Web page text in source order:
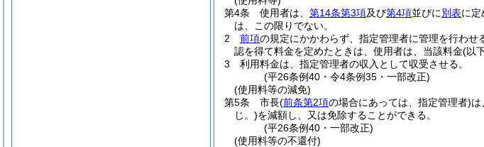
第4条
使用者は、 第14条第3項及び第4項並びに別表に定
は、この限りでない。
2
前項の規定にかかわらず、指定管理者に管理を行わせ
認を得て料金を定めたときは、使用者は、当該料金(以
3
利用料金は、指定管理者の収入として収受させる。
(平26条例40・令4条例35・一部改正)
(使用料等の減免)
第5条
市長(前条第2項の場合にあっては、指定管理者)は
じ。)を減額し、又は免除することができる。
(平26条例40・一部改正)
(使用料等の不還付)